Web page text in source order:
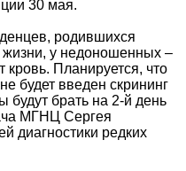
30 мая.
родившихся
жизни, у недоношенных –
кровь. Планируется, что
будет введен скрининг
будут брать на 2-й день
МГНЦ Сергея
диагностики редких